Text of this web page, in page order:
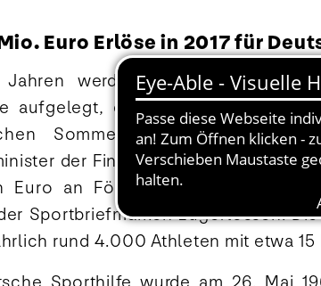
Euro Erlöse in 2017 für
werden die Marken
aufgelegt, erstmals im Jahr 1968
Sommerspiele in
der Finanzen der Herausgeber
Euro an Fördermitteln sind dem
Sportbriefmarken zugeflossen.
rund 4.000 Athleten mit etwa 15